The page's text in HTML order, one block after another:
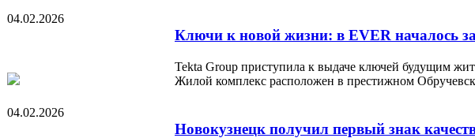
04.02.2026
Ключи к новой жизни: в EVER началось
Tekta Group приступила к выдаче ключей будущим
Жилой комплекс расположен в престижном
04.02.2026
Новокузнецк получил первый знак